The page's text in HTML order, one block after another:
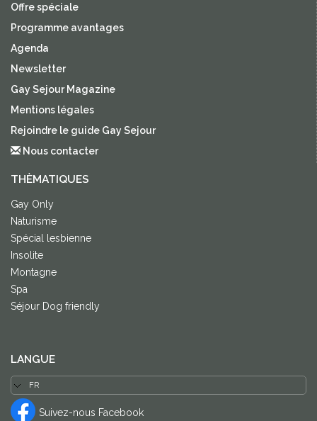
Offre spéciale
Programme avantages
Agenda
Newsletter
Gay Sejour Magazine
Mentions légales
Rejoindre le guide Gay Sejour
Nous contacter
THÈMATIQUES
Gay Only
Naturisme
Spécial lesbienne
Insolite
Montagne
Spa
Séjour Dog friendly
LANGUE
Suivez-nous Facebook